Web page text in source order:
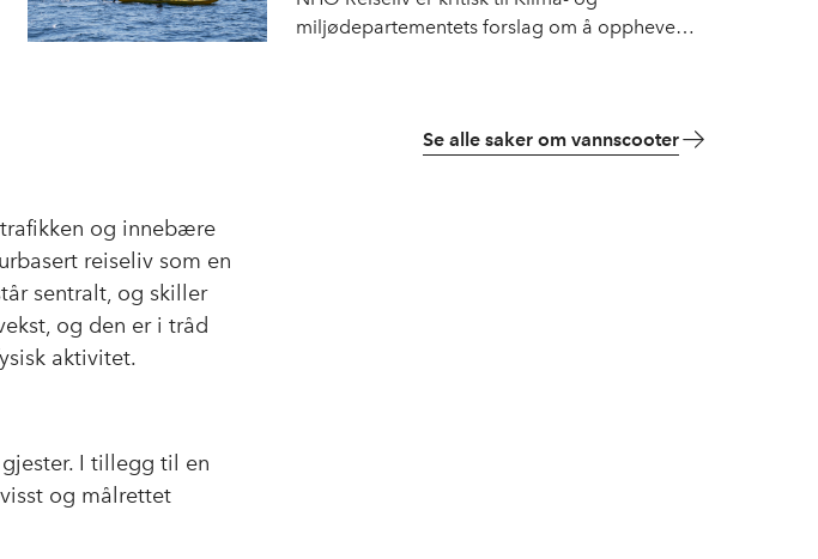
miljødepartementets forslag om å oppheve
Se alle saker om vannscooter
og innebære
reiseliv som en
sentralt, og skiller
og den er i tråd
aktivitet.
I tillegg til en
og målrettet